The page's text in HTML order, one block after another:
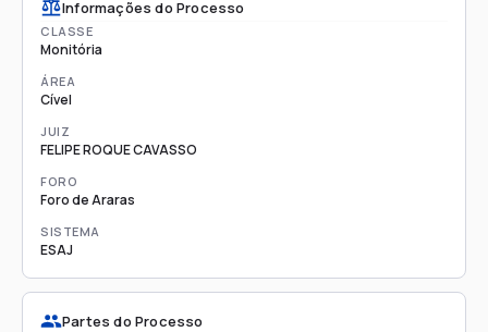
Informações do Processo
CLASSE
Monitória
ÁREA
Cível
JUIZ
FELIPE ROQUE CAVASSO
FORO
Foro de Araras
SISTEMA
ESAJ
Partes do Processo